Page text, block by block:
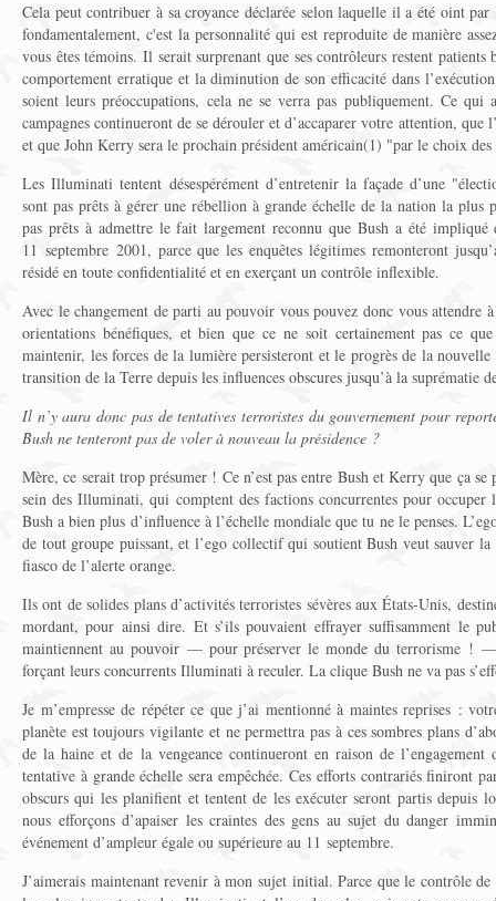
Cela peut contribuer à sa croyance déclarée selon laquelle il a été oint
fondamentalement, c'est la personnalité qui est reproduite de manière
vous êtes témoins. Il serait surprenant que ses contrôleurs restent patients
comportement erratique et la diminution de son efficacité dans
soient leurs préoccupations, cela ne se verra pas publiquement. Ce qui
campagnes continueront de se dérouler et d’accaparer votre attention, que
et que John Kerry sera le prochain président américain(1) "par le choix des
Les Illuminati tentent désespérément d’entretenir la façade d’une
sont pas prêts à gérer une rébellion à grande échelle de la nation la plus
pas prêts à admettre le fait largement reconnu que Bush a été impliqué
11 septembre 2001, parce que les enquêtes légitimes remonteront
résidé en toute confidentialité et en exerçant un contrôle inflexible.
Avec le changement de parti au pouvoir vous pouvez donc vous attendre
orientations bénéfiques, et bien que ce ne soit certainement pas ce
maintenir, les forces de la lumière persisteront et le progrès de la nouvelle
transition de la Terre depuis les influences obscures jusqu’à la suprématie
Il n’y aura donc pas de tentatives terroristes du gouvernement pour
Bush ne tenteront pas de voler à nouveau la présidence ?
Mère, ce serait trop présumer ! Ce n’est pas entre Bush et Kerry que ça
sein des Illuminati, qui comptent des factions concurrentes pour
Bush a bien plus d’influence à l’échelle mondiale que tu ne le penses.
de tout groupe puissant, et l’ego collectif qui soutient Bush veut sauver
fiasco de l’alerte orange.
Ils ont de solides plans d’activités terroristes sévères aux États-Unis,
mordant, pour ainsi dire. Et s’ils pouvaient effrayer suffisamment le
maintiennent au pouvoir — pour préserver le monde du terrorisme !
forçant leurs concurrents Illuminati à reculer. La clique Bush ne va pas
Je m’empresse de répéter ce que j’ai mentionné à maintes reprises :
planète est toujours vigilante et ne permettra pas à ces sombres plans
de la haine et de la vengeance continueront en raison de l’engagement
tentative à grande échelle sera empêchée. Ces efforts contrariés finiront
obscurs qui les planifient et tentent de les exécuter seront partis depuis
nous efforçons d’apaiser les craintes des gens au sujet du danger
événement d’ampleur égale ou supérieure au 11 septembre.
J’aimerais maintenant revenir à mon sujet initial. Parce que le contrôle